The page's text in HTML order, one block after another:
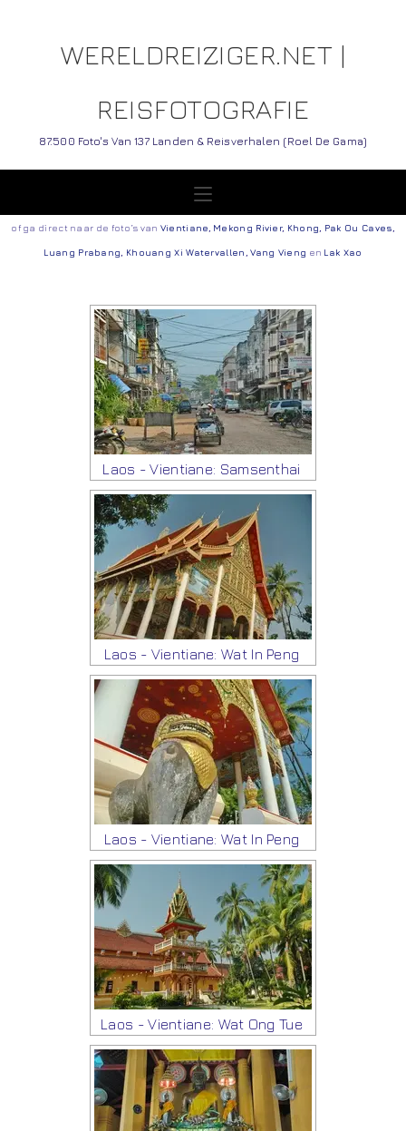
WERELDREIZIGER.NET |
REISFOTOGRAFIE
87.500 Foto's Van 137 Landen & Reisverhalen (Roel De Gama)
of ga direct naar de foto’s van Vientiane Mekong Rivier, Khong Pak Ou Caves
Luang Prabang Khouang Xi Watervallen ,Vang Vieng en Lak Xao
Laos - Vientiane: Samsenthai
Laos - Vientiane: Wat In Peng
Laos - Vientiane: Wat In Peng
Laos - Vientiane: Wat Ong Tue